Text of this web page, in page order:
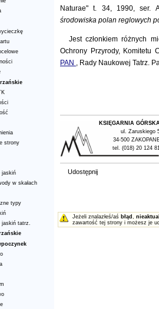
strony
jaskiń
w skałach
typy
jaskiń tatrz.
Naturae" t. 34, 1990, ser.
środowiska polan reglowych
Jest członkiem różnych
Ochrony Przyrody, Komitetu
PAN , Rady Naukowej Tatrz.
KSIĘGARNIA
ul. Zaruskiego
34-500
tel. (018) 20 124
Udostępnij
Jeżeli znalazłeś/aś błąd ,
zawartość tej strony i możesz je